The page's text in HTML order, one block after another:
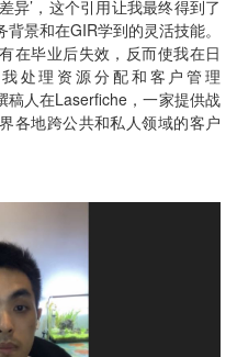
异’，这个引用让我最终得到了
景和在GIR学到的灵活技能。
在毕业后失效，反而使我在日
处理资源分配和客户管理
稿人在Laserfiche，一家提供战
各地跨公共和私人领域的客户